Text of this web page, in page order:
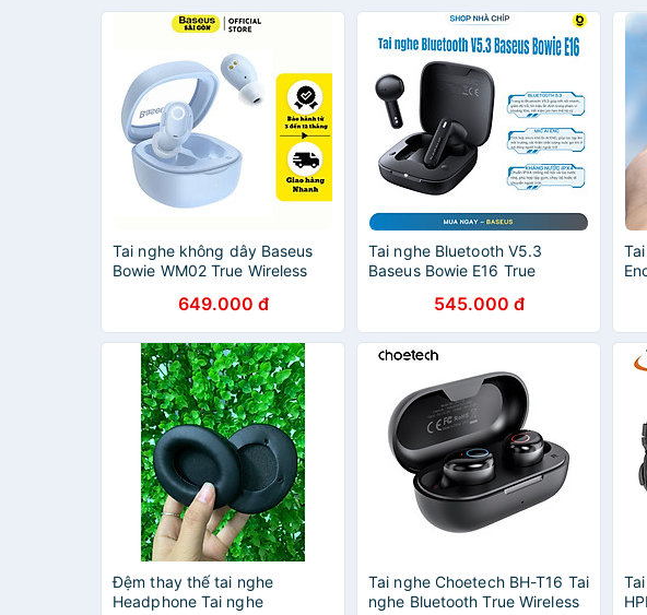
Tai nghe không dây Baseus
Bowie WM02 True Wireless
649.000 đ
Tai nghe Bluetooth V5.3
Baseus Bowie E16 True
Chính Hãng545.000 đ
Đệm thay thế tai nghe
Headphone Tai nghe
Tai nghe Choetech BH-T16 Tai
nghe Bluetooth True Wireless